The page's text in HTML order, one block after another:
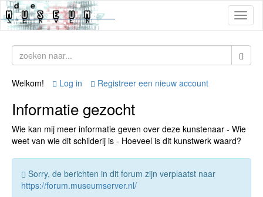
Welkom! Log in Registreer een nieuw account
Informatie gezocht
Wie kan mij meer informatie geven over deze kunstenaar - Wie
weet van wie dit schilderij is - Hoeveel is dit kunstwerk waard?
Sorry, de berichten in dit forum zijn verplaatst naar
https://forum.museumserver.nl/